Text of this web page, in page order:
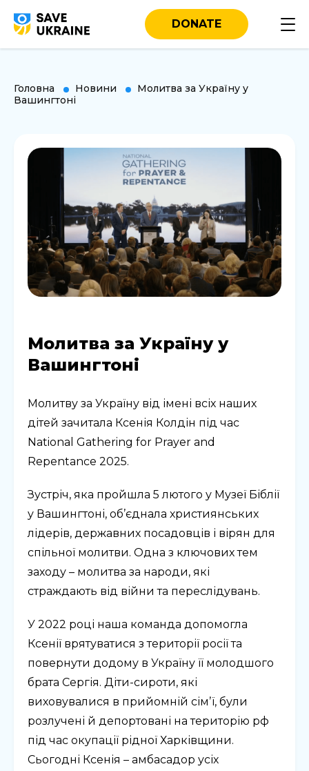
DONATE
Головна Новини
Молитва за Україну у
Вашингтоні
Молитва за Україну у
Вашингтоні
Молитву за Україну від імені всіх наших
дітей зачитала Ксенія Колдін під час
National Gathering for Prayer and
Repentance 2025.
Зустріч, яка пройшла 5 лютого у Музеї Біблії
у Вашингтоні, об’єднала християнських
лідерів, державних посадовців і вірян для
спільної молитви. Одна з ключових тем
заходу – молитва за народи, які
страждають від війни та переслідувань.
У 2022 році наша команда допомогла
Ксенії врятуватися з території росії та
повернути додому в Україну її молодшого
брата Сергія. Діти-сироти, які
виховувалися в прийомній сімʼї, були
розлучені й депортовані на територію рф
під час окупації рідної Харківщини.
Сьогодні Ксенія – амбасадор усіх